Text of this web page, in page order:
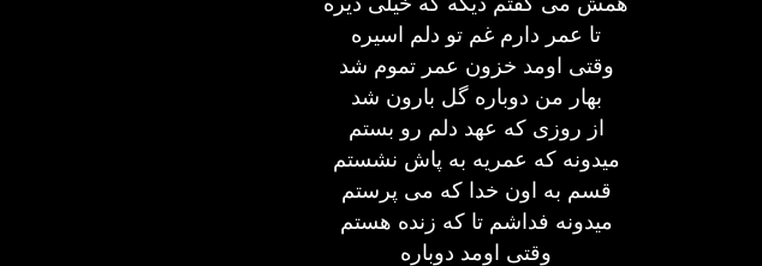
تا عمر دارم غم تو دلم اسیره
وقتی اومد خزون عمر تموم شد
بهار من دوباره گل بارون شد
از روزی که عهد دلم رو بستم
میدونه که عمریه به پاش نشستم
قسم به اون خدا که می پرستم
میدونه فداشم تا که زنده هستم
وقتی اومد دوباره